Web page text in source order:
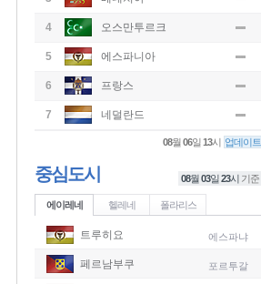
4 오스만투르크
5 에스파니아
6 프랑스
7 네덜란드
08월06일13시 업데이트
중심도시 08월 03일 23시 기준
에이레네 헬레네 폴라리스
트루히요 에스파냐
페르남부쿠 포르투갈